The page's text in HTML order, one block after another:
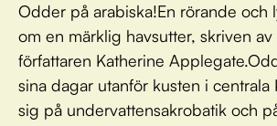
Odder på arabiska!En rörande och
om en märklig havsutter, skriven
författaren Katherine
sina dagar utanför kusten i centrala
sig på undervattensakrobatik och